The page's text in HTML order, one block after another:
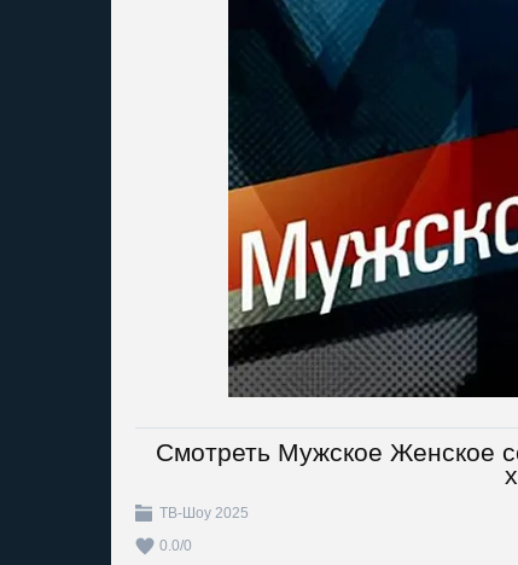
Смотреть Мужское Женское
ТВ-Шоу 2025
0.0/0